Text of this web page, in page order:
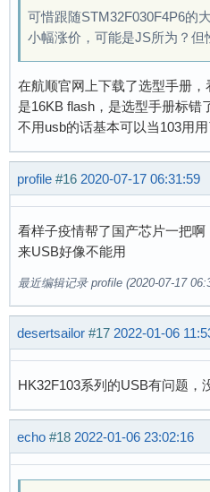
可惜跟随STM32F030F4P6的
小幅涨价，可能是JS所为？但
在航顺官网上下载了选型手册
是16KB flash，是选型手册标错
不用usb的话基本可以当103用用
profile #16 2020-07-17 06:31:59
看样子疫情帮了国产芯片一把
来USB好像不能用
最近编辑记录 profile (2020-07-17
desertsailor #17 2022-01-06
HK32F103系列的USB有问题，
echo #18 2022-01-06 23:02:16